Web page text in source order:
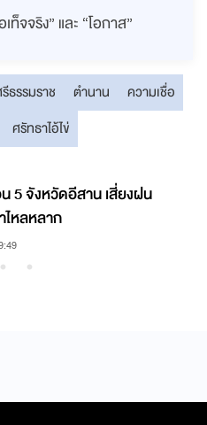
จจริง” และ “โอกาส”
ธรรมราช ตำนาน
ความเชื่อ
ศรัทธาไอ้ไข่
5 จังหวัดอีสาน เสี่ยงฝน
หลหลาก